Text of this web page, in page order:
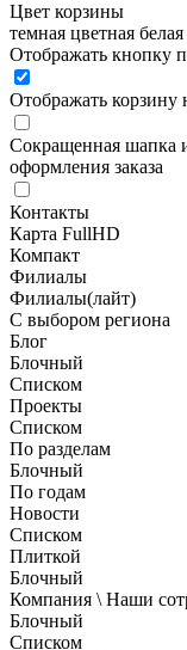
Цвет корзины
темная цветная белая
Отображать кнопку
Отображать корзину
Сокращенная шапка
оформления заказа
Контакты
Карта FullHD
Компакт
Филиалы
Филиалы(лайт)
С выбором региона
Блог
Блочный
Списком
Проекты
Списком
По разделам
Блочный
По годам
Новости
Списком
Плиткой
Блочный
Компания \ Наши
Блочный
Списком